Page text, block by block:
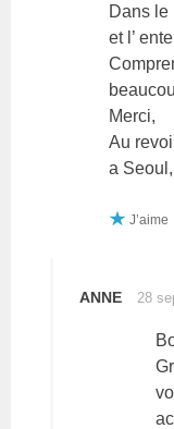
Dans le
et l’
Merci,
Au
a
J’aime
ANNE 28